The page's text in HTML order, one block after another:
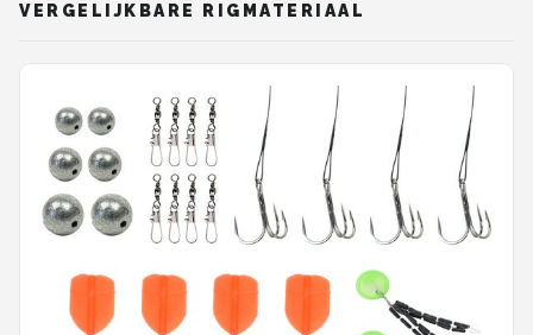
VERGELIJKBARE RIGMATERIAAL